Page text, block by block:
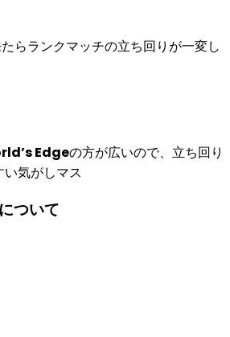
らランクマッチの立ち回りが一変し
Edgeの方が広いので、立ち回り
気がしマス
ついて